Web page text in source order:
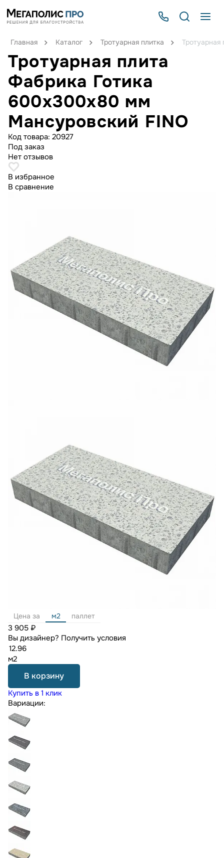
Главная Каталог Тротуарная плитка
Тротуарная плита
Фабрика Готика
600x300x80 мм
Мансуровский FINO
Код товара: 20927
Под заказ
Нет отзывов
В избранное
В сравнение
Цена за м2 паллет
3 905 ₽
Вы дизайнер? Получить условия
м2
В корзину
Купить в 1 клик
Вариации: